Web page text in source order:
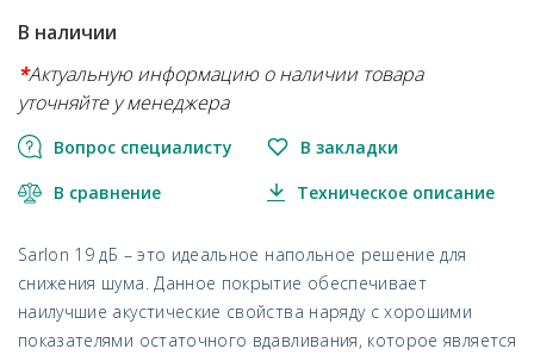
В наличии
*Актуальную информацию о наличии товара
уточняйте у менеджера
Вопрос специалисту В закладки
В сравнение Техническое описание
Sarlon 19 дБ – это идеальное напольное решение для
снижения шума. Данное покрытие обеспечивает
наилучшие акустические свойства наряду с хорошими
показателями остаточного вдавливания, которое является